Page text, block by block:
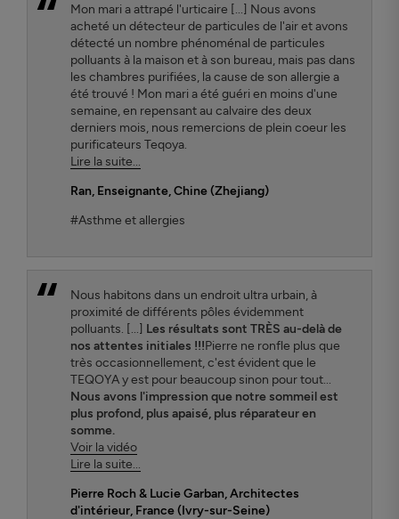
Mon mari a attrapé l'urticaire [...] Nous avons
acheté un détecteur de particules de l'air et avons
détecté un nombre phénoménal de particules
polluants à la maison et à son bureau, mais pas dans
les chambres purifiées, la cause de son allergie a
été trouvé ! Mon mari a été guéri en moins d'une
semaine, en repensant au calvaire des deux
derniers mois, nous remercions de plein coeur les
purificateurs Teqoya.
Lire la suite...
Ran, Enseignante, Chine (Zhejiang)
#Asthme et allergies
Nous habitons dans un endroit ultra urbain, à
proximité de différents pôles évidemment
polluants. [...] Les résultats sont TRÈS au-delà de
nos attentes initiales !!!Pierre ne ronfle plus que
très occasionnellement, c'est évident que le
TEQOYA y est pour beaucoup sinon pour tout...
Nous avons l'impression que notre sommeil est
plus profond, plus apaisé, plus réparateur en
somme.
Voir la vidéo
Lire la suite...
Pierre Roch & Lucie Garban, Architectes
d'intérieur, France (Ivry-sur-Seine)